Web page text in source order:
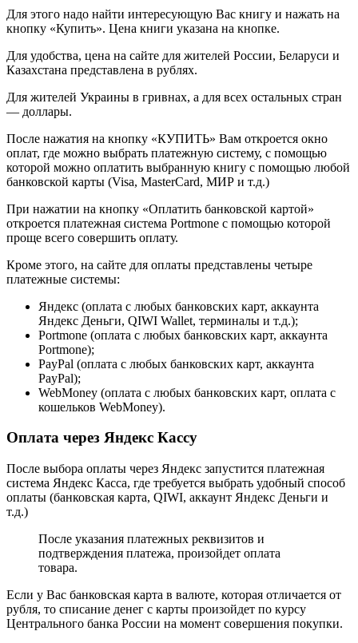
Для этого надо найти интересующую Вас книгу и нажать на
кнопку «Купить». Цена книги указана на кнопке.
Для удобства, цена на сайте для жителей России, Беларуси и
Казахстана представлена в рублях.
Для жителей Украины в гривнах, а для всех остальных стран
— доллары.
После нажатия на кнопку «КУПИТЬ» Вам откроется окно
оплат, где можно выбрать платежную систему, с помощью
которой можно оплатить выбранную книгу с помощью любой
банковской карты (Visa, MasterCard, МИР и т.д.)
При нажатии на кнопку «Оплатить банковской картой»
откроется платежная система Portmone с помощью которой
проще всего совершить оплату.
Кроме этого, на сайте для оплаты представлены четыре
платежные системы:
Яндекс (оплата с любых банковских карт, аккаунта
Яндекс Деньги, QIWI Wallet, терминалы и т.д.);
Portmone (оплата с любых банковских карт, аккаунта
Portmone);
PayPal (оплата с любых банковских карт, аккаунта
PayPal);
WebMoney (оплата с любых банковских карт, оплата с
кошельков WebMoney).
Оплата через Яндекс Кассу
После выбора оплаты через Яндекс запустится платежная
система Яндекс Касса, где требуется выбрать удобный способ
оплаты (банковская карта, QIWI, аккаунт Яндекс Деньги и
т.д.)
После указания платежных реквизитов и
подтверждения платежа, произойдет оплата
товара.
Если у Вас банковская карта в валюте, которая отличается от
рубля, то списание денег с карты произойдет по курсу
Центрального банка России на момент совершения покупки.